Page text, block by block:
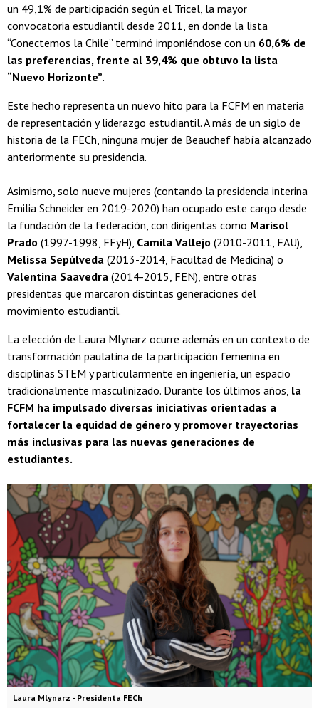
un 49,1% de participación según el Tricel, la mayor
convocatoria estudiantil desde 2011, en donde la lista
“Conectemos la Chile” terminó imponiéndose con un 60,6% de
las preferencias, frente al 39,4% que obtuvo la lista
“Nuevo Horizonte”.
Este hecho representa un nuevo hito para la FCFM en materia
de representación y liderazgo estudiantil. A más de un siglo de
historia de la FECh, ninguna mujer de Beauchef había alcanzado
anteriormente su presidencia.
Asimismo, solo nueve mujeres (contando la presidencia interina
Emilia Schneider en 2019-2020) han ocupado este cargo desde
la fundación de la federación, con dirigentas como Marisol
Prado (1997-1998, FFyH), Camila Vallejo (2010-2011, FAU),
Melissa Sepúlveda (2013-2014, Facultad de Medicina) o
Valentina Saavedra (2014-2015, FEN), entre otras
presidentas que marcaron distintas generaciones del
movimiento estudiantil.
La elección de Laura Mlynarz ocurre además en un contexto de
transformación paulatina de la participación femenina en
disciplinas STEM y particularmente en ingeniería, un espacio
tradicionalmente masculinizado. Durante los últimos años, la
FCFM ha impulsado diversas iniciativas orientadas a
fortalecer la equidad de género y promover trayectorias
más inclusivas para las nuevas generaciones de
estudiantes.
Laura Mlynarz - Presidenta FECh